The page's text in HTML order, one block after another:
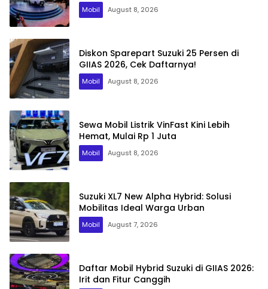
Mobil August 8, 2026
Diskon Sparepart Suzuki 25 Persen di
GIIAS 2026, Cek Daftarnya!
Mobil August 8, 2026
Sewa Mobil Listrik VinFast Kini Lebih
Hemat, Mulai Rp 1 Juta
Mobil August 8, 2026
Suzuki XL7 New Alpha Hybrid: Solusi
Mobilitas Ideal Warga Urban
Mobil August 7, 2026
Daftar Mobil Hybrid Suzuki di GIIAS 2026:
Irit dan Fitur Canggih